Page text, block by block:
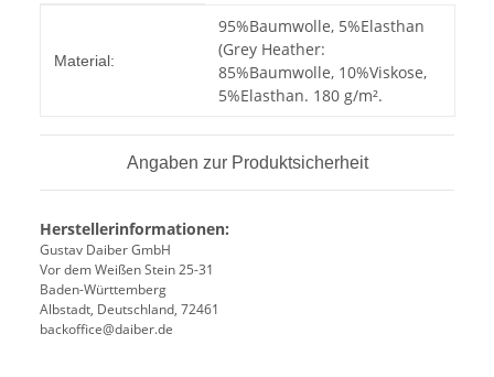
Material:
95%Baumwolle, 5%Elasthan
(Grey Heather:
85%Baumwolle, 10%Viskose,
5%Elasthan. 180 g/m².
Angaben zur Produktsicherheit
Herstellerinformationen:
Gustav Daiber GmbH
Vor dem Weißen Stein 25-31
Baden-Württemberg
Albstadt, Deutschland, 72461
backoffice@daiber.de